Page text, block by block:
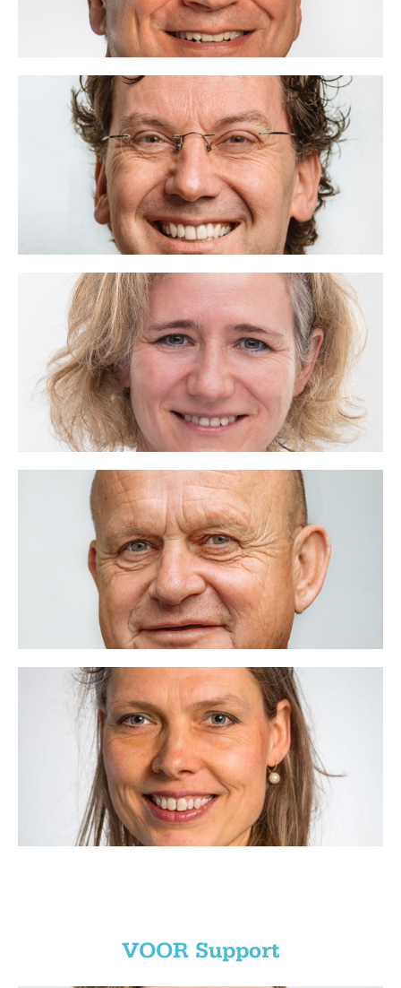
David Zeman
06 - 46 00 31 60
david@voor.nl
Vertrouwen, ik ben VOOR.
Mariët Hofenk
06 - 19 43 80 68
mariet@voor.nl
Samen groeien, ik ben VOOR.
Lees meer
Michel Vos
06 - 21 27 70 17
michel@voor.nl
Werken vanuit je hart, ik ben VOOR.
Anne-Marie Kamphuis
06 - 11 32 72 12
anne-marie@voor.nl
Bezieling, ik ben VOOR.
VOOR Support